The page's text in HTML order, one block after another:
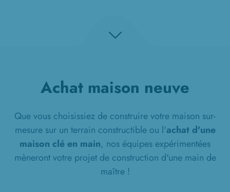
Achat maison neuve
Que vous choisissiez de construire votre maison sur-
mesure sur un terrain constructible ou l'achat d'une
maison clé en main, nos équipes expérimentées
mèneront votre projet de construction d'une main de
maître !